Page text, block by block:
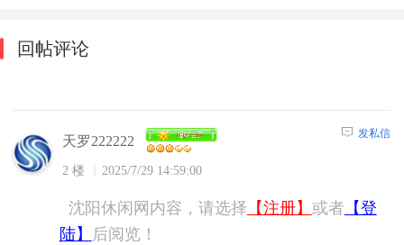
回帖评论
天罗222222
2 楼 2025/7/29 14:59:00
发私信
沈阳休闲网内容，请选择 【注册】 或者 【登
陆】
后阅览！